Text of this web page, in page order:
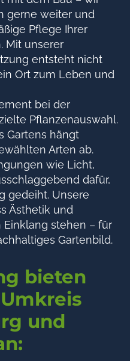
gerne weiter und
Pflege Ihrer
Mit unserer
entsteht nicht
Ort zum Leben und
bei der
Pflanzenauswahl.
Gartens hängt
Arten ab.
wie Licht,
dafür,
gedeiht. Unsere
Ästhetik und
stehen – für
Gartenbild.
bieten
und